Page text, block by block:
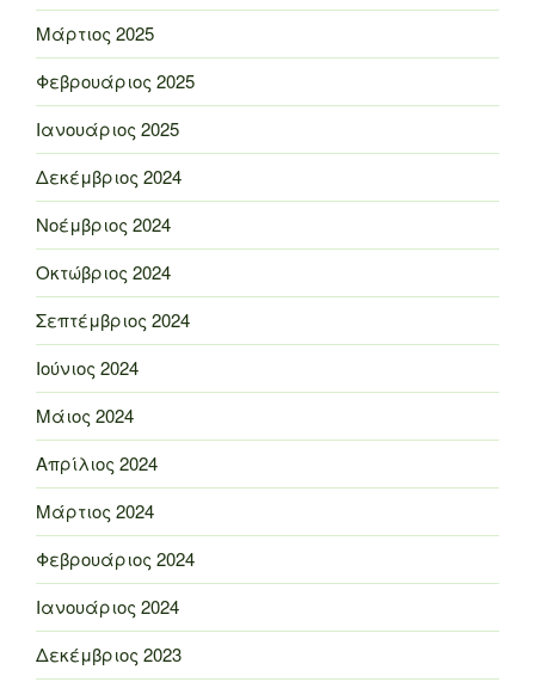
Μάρτιος 2025
Φεβρουάριος 2025
Ιανουάριος 2025
Δεκέμβριος 2024
Νοέμβριος 2024
Οκτώβριος 2024
Σεπτέμβριος 2024
Ιούνιος 2024
Μάιος 2024
Απρίλιος 2024
Μάρτιος 2024
Φεβρουάριος 2024
Ιανουάριος 2024
Δεκέμβριος 2023